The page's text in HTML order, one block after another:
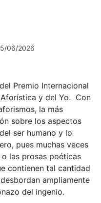
06/2026
Premio Internacional
y del Yo. Con
la más
sobre los aspectos
ser humano y lo
pues muchas veces
las prosas poéticas
contienen tal cantidad
ampliamente
del ingenio.